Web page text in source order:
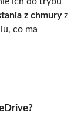
z chmuryz
co ma